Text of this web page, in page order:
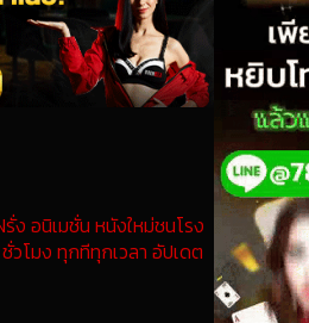
ง อนิเมชั่น หนังใหม่ชนโรง
วโมง ทุกทีทุกเวลา อัปเดต